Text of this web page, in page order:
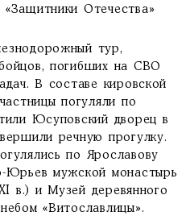
Отечества»
тур,
погибших на СВО
В составе кировской
погуляли по
Юсуповский дворец в
речную прогулку.
по Ярославову
Юрьев мужской монастырь
в.) и Музей деревянного
«Витославлицы».